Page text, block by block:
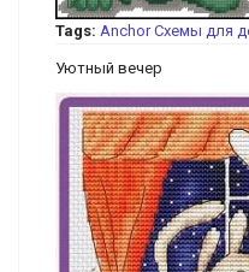
Tags: Anchor Схемы для
Уютный вечер